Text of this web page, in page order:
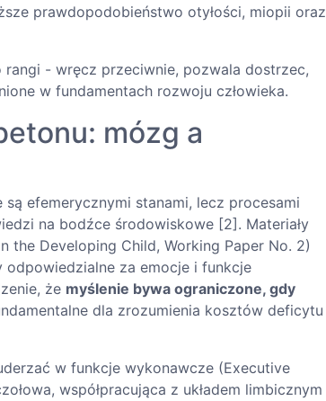
prawdopodobieństwo otyłości, miopii oraz
rangi - wręcz przeciwnie, pozwala dostrzec,
w fundamentach rozwoju człowieka.
mózg a
efemerycznymi stanami, lecz procesami
na bodźce środowiskowe [2]. Materiały
the Developing Child, Working Paper No. 2)
odpowiedzialne za emocje i funkcje
że myślenie bywa ograniczone, gdy
dla zrozumienia kosztów deficytu
w funkcje wykonawcze (Executive
współpracująca z układem limbicznym